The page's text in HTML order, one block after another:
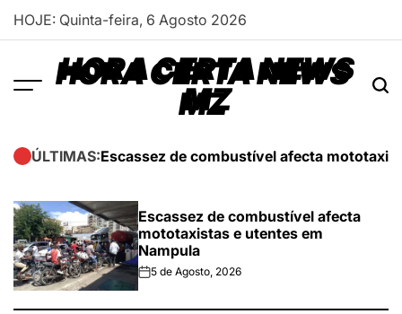
Skip
HOJE: Quinta-feira, 6 Agosto 2026
HORA CERTA NEWS
MZ
ÚLTIMAS:Escassez de combustível afecta
Escassez de combustível afecta
mototaxistas e utentes em
Nampula
on5 de Agosto, 2026